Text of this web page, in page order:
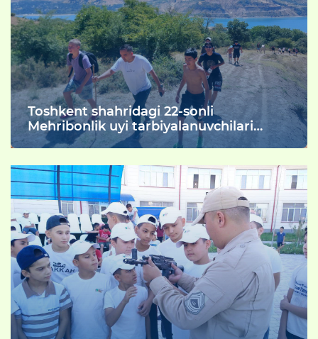
Toshkent shahridagi 22-sonli
Mehribonlik uyi tarbiyalanuvchilari
"Kamalak" va "Oftobjon" dala hovlisida